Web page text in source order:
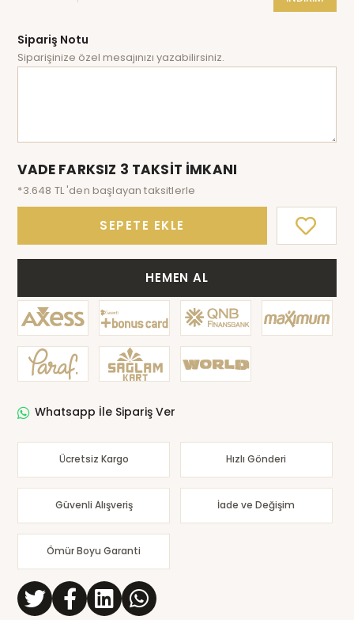
Sipariş Notu
Siparişinize özel mesajınızı yazabilirsiniz.
VADE FARKSIZ 3 TAKSİT İMKANI
*3.648 TL 'den başlayan taksitlerle
SEPETE EKLE
HEMEN AL
Whatsapp İle Sipariş Ver
Ücretsiz Kargo Hızlı Gönderi
Güvenli Alışveriş İade ve Değişim
Ömür Boyu Garanti